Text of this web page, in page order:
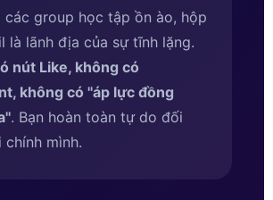
các group học tập ồn ào, hộp
là lãnh địa của sự tĩnh lặng.
nút Like, không có
không có ''áp lực đồng
. Bạn hoàn toàn tự do đối
mình.